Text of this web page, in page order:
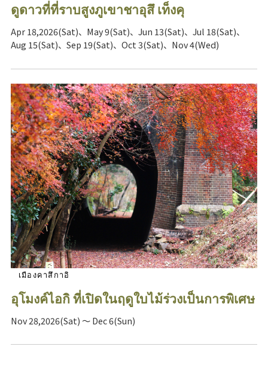
ดูดาวที่ที่ราบสูงภูเขาชาอุสึ เท็งคุ
Apr 18,2026(Sat)、May 9(Sat)、Jun 13(Sat)、Jul 18(Sat)、
Aug 15(Sat)、Sep 19(Sat)、Oct 3(Sat)、Nov 4(Wed)
เมืองคาสึกาอิ
อุโมงค์ไอกิ ที่เปิดในฤดูใบไม้ร่วงเป็นการพิเศษ
Nov 28,2026(Sat) ～ Dec 6(Sun)